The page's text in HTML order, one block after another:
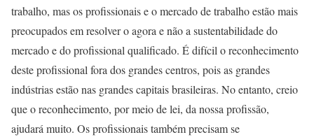
trabalho, mas os profissionais e o mercado de trabalho estão mais
preocupados em resolver o agora e não a sustentabilidade do
mercado e do profissional qualificado. É difícil o reconhecimento
deste profissional fora dos grandes centros, pois as grandes
indústrias estão nas grandes capitais brasileiras. No entanto, creio
que o reconhecimento, por meio de lei, da nossa profissão,
ajudará muito. Os profissionais também precisam se